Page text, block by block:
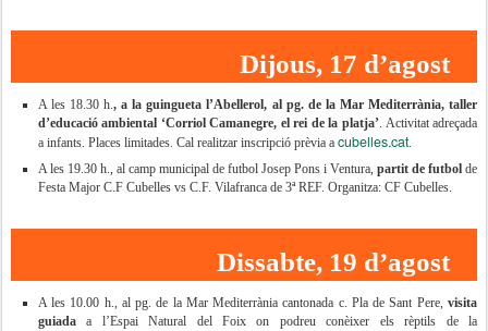
Dijous, 17 d’agost
A les 18.30 h., a la guingueta l’Abellerol, al pg. de la Mar Mediterrània, taller
d’educació ambiental ‘Corriol Camanegre, el rei de la platja’. Activitat adreçada
a infants. Places limitades. Cal realitzar inscripció prèvia a cubelles.cat.
A les 19.30 h., al camp municipal de futbol Josep Pons i Ventura, partit de futbol de
Festa Major C.F Cubelles vs C.F. Vilafranca de 3ª REF. Organitza: CF Cubelles.
Dissabte, 19 d’agost
A les 10.00 h., al pg. de la Mar Mediterrània cantonada c. Pla de Sant Pere, visita
guiadaa l’Espai Natural del Foix on podreu conèixer els rèptils de la